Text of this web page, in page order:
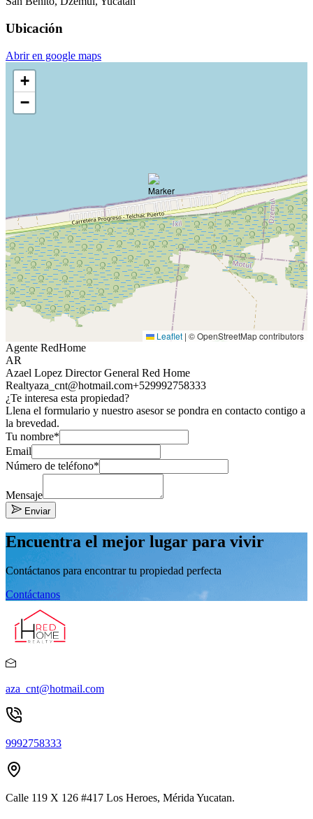
Ubicación
Abrir en google maps
+
−
Leaflet | © OpenStreetMap contributors
Agente RedHome
AR
Azael Lopez Director General Red Home
Realtyaza_cnt@hotmail.com+529992758333
¿Te interesa esta propiedad?
Llena el formulario y nuestro asesor se pondra en contacto contigo a
la brevedad.
Tu nombre*
Email
Número de teléfono*
Mensaje
Enviar
Encuentra el mejor lugar para vivir
Contáctanos para encontrar tu propiedad perfecta
Contáctanos
aza_cnt@hotmail.com
9992758333
Calle 119 X 126 #417 Los Heroes, Mérida Yucatan.